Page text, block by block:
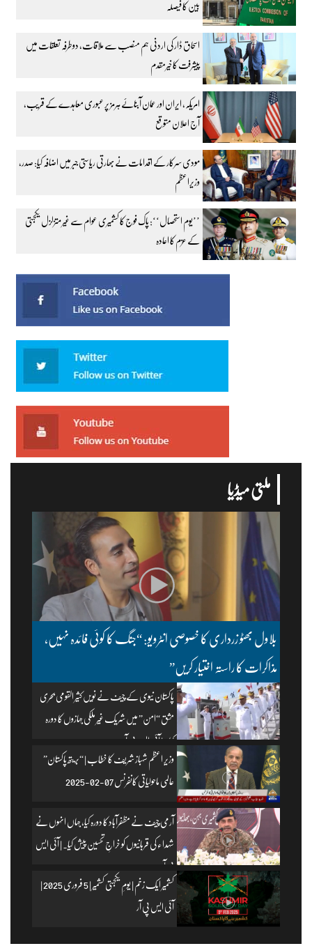
بین کا فیصلہ
اسحاق ڈار کی اردنی ہم منصب سے ملاقات، دوطرفہ تعلقات میں
پیشرفت کا خیرمقدم
امریکہ، ایران اور عمان آبنائے ہرمز پر عبوری معاہدے کے قریب،
آج اعلان متوقع
مودی سرکار کے اقدامات نے بھارتی ریاستی جبر میں اضافہ کیا: صدر،
وزیراعظم
’’یوم استحصال‘‘: پاک فوج کا کشمیری عوام سے غیر متزلزل یکجہتی
کے عزم کا اعادہ
ملتی میڈیا
بلاول بھٹو زرداری کا خصوصی انٹرویو: “جنگ کا کوئی فائدہ نہیں،
مذاکرات کا راستہ اختیار کریں”
پاکستان نیوی کے چیف نے نویں کثیر القومی بحری
مشق “امن” میں شریک غیر ملکی جہازوں کا دورہ
کیا۔ | آئی ایس پی آر
وزیرِ اعظم شہباز شریف کا خطاب | “بریتھ پاکستان”
عالمی ماحولیاتی کانفرنس 07-02-2025
آرمی چیف نے مظفرآباد کا دورہ کیا، جہاں انہوں نے
شہداء کی قربانیوں کو خراجِ تحسین پیش کیا۔ | آئی ایس
پی آر
کشمیر ایک زخم | یومِ یکجہتی کشمیر | 5 فروری 2025 |
آئی ایس پی آر